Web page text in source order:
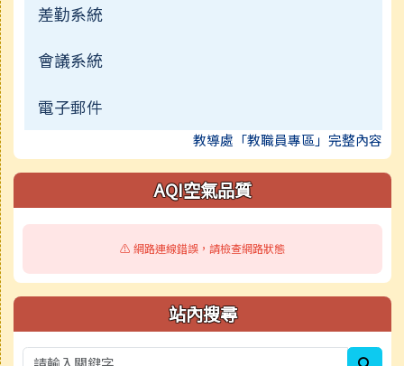
差勤系統
會議系統
電子郵件
教導處「教職員專區」完整內容
AQI空氣品質
⚠️ 網路連線錯誤，請檢查網路狀態
站內搜尋